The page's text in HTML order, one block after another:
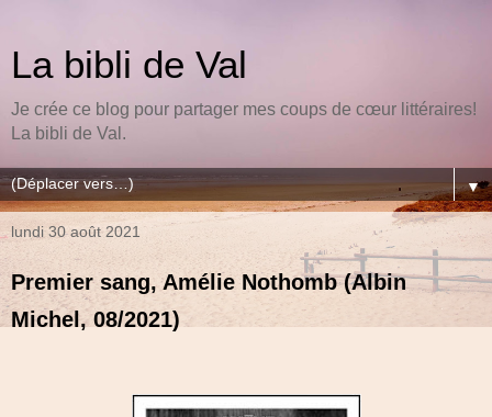
La bibli de Val
Je crée ce blog pour partager mes coups de cœur littéraires!
La bibli de Val.
▼
lundi 30 août 2021
Premier sang, Amélie Nothomb (Albin
Michel, 08/2021)